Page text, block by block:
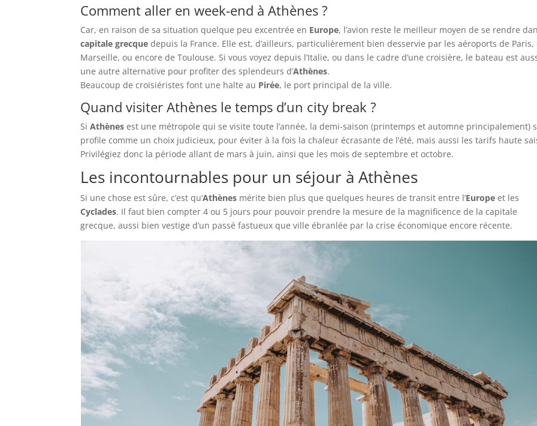
Comment aller en week-end à Athènes ?
Car, en raison de sa situation quelque peu excentrée en Europe, l’avion reste le meilleur moyen de se rendre
capitale grecquedepuis la France. Elle est, d’ailleurs, particulièrement bien desservie par les aéroports de Paris,
Marseille, ou encore de Toulouse. Si vous voyez depuis l’Italie, ou dans le cadre d’une croisière, le bateau est
une autre alternative pour profiter des splendeurs d’Athènes.
Beaucoup de croisiéristes font une halte au Pirée, le port principal de la ville.
Quand visiter Athènes le temps d’un city break ?
SiAthènes est une métropole qui se visite toute l’année, la demi-saison (printemps et automne principalement)
profile comme un choix judicieux, pour éviter à la fois la chaleur écrasante de l’été, mais aussi les tarifs haute
Privilégiez donc la période allant de mars à juin, ainsi que les mois de septembre et octobre.
Les incontournables pour un séjour à Athènes
Si une chose est sûre, c’est qu’Athènes mérite bien plus que quelques heures de transit entre l’Europe et les
Cyclades. Il faut bien compter 4 ou 5 jours pour pouvoir prendre la mesure de la magnificence de la capitale
grecque, aussi bien vestige d’un passé fastueux que ville ébranlée par la crise économique encore récente.